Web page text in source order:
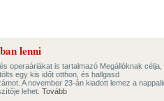
lenni
operaáriákat is tartalmazó Megállóknak célja,
egy kis időt otthon, és hallgasd
A november 23-án kiadott lemez a
lehet. Tovább